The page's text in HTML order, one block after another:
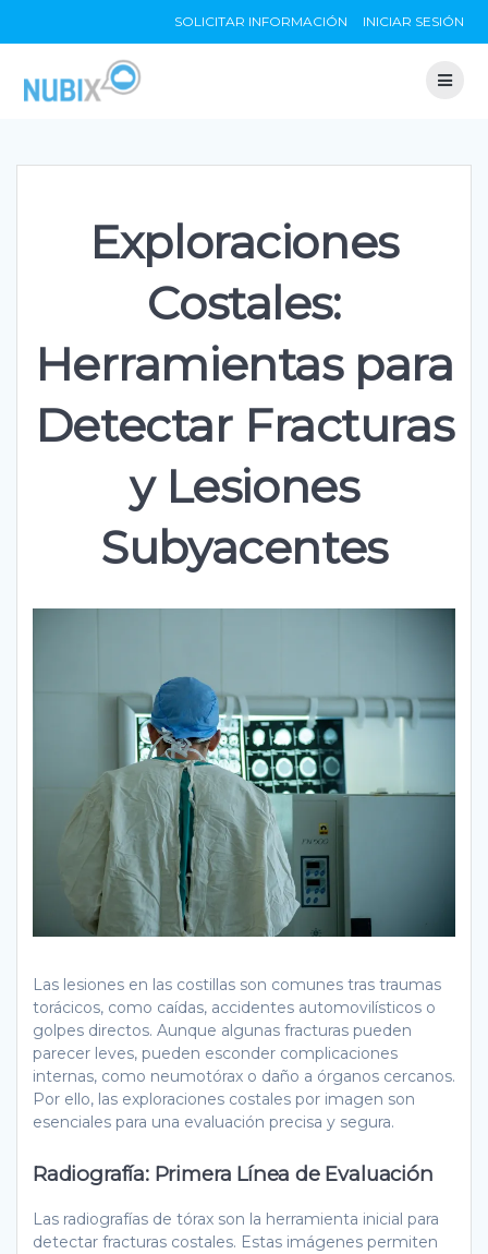
to
SOLICITAR INFORMACIÓN INICIAR SESIÓN
Exploraciones
Costales:
Herramientas para
Detectar Fracturas
y Lesiones
Subyacentes
Las lesiones en las costillas son comunes tras traumas
torácicos, como caídas, accidentes automovilísticos o
golpes directos. Aunque algunas fracturas pueden
parecer leves, pueden esconder complicaciones
internas, como neumotórax o daño a órganos cercanos.
Por ello, las exploraciones costales por imagen son
esenciales para una evaluación precisa y segura.
Radiografía: Primera Línea de Evaluación
Las radiografías de tórax son la herramienta inicial para
detectar fracturas costales. Estas imágenes permiten